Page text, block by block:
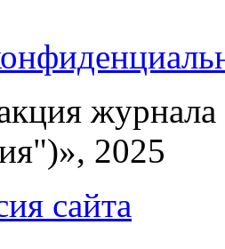
2025
сайта